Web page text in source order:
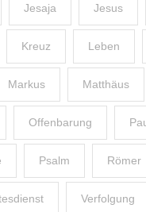
Jesaja Jesus
Kreuz Leben
Markus Matthäus
Offenbarung
Psalm Römer
Verfolgung